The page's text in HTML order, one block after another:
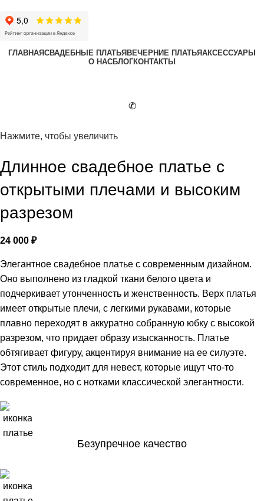
ГЛАВНАЯСВАДЕБНЫЕ ПЛАТЬЯ ВЕЧЕРНИЕ ПЛАТЬЯАКСЕССУАРЫ
О НАСБЛОГКОНТАКТЫ
✆
Нажмите, чтобы увеличить
Длинное свадебное платье с
открытыми плечами и высоким
разрезом
24 000 ₽
Элегантное свадебное платье с современным дизайном.
Оно выполнено из гладкой ткани белого цвета и
подчеркивает утонченность и женственность. Верх платья
имеет открытые плечи, с легкими рукавами, которые
плавно переходят в аккуратно собранную юбку с высокой
разрезом, что придает образу изысканность. Платье
обтягивает фигуру, акцентируя внимание на ее силуэте.
Этот стиль подходит для невест, которые ищут что-то
современное, но с нотками классической элегантности.
Безупречное качество